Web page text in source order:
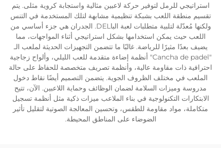
استراتيجي للرمل لتوفير حركة لاعبين مثالية واستجابة كروية مثلى. يتم
تقسيم منطقة اللعب بشبكة تنظيمية مشابهة لتلك المستخدمة في التنس
ولكنها مُعدّلة لتلبية متطلبات لعبة الباDEL. الجدران هي جزء أساسي من
اللعب حيث يمكن استخدامها بشكل استراتيجي أثناء المواجهات، مما
يضيف بعدًا مثيرًا للرياضة. غالبًا ما تتضمن التجهيزات الحديثة لملعب الـ
"Cancha de padel" أنظمة إضاءة متقدمة للعب الليلي، وألواح زجاجية
احترافية ذات مقاومة عالية، وأنظمة تصريف متخصصة للحفاظ على حالة
الملعب في مختلف الظروف الجوية. يتضمن التصميم أيضًا نقاط دخول
مدروسة وميزات السلامة لضمان الوظائف وحماية اللاعبين. الآن، تتيح
الابتكارات التكنولوجية في بناء الملاعب ميزات ذكية مثل أنظمة تسجيل
متكاملة، مواد مقاومة للطقس، وتحسين المعالجة الصوتية لتقليل تأثير
الضوضاء على المناطق المحيطة.